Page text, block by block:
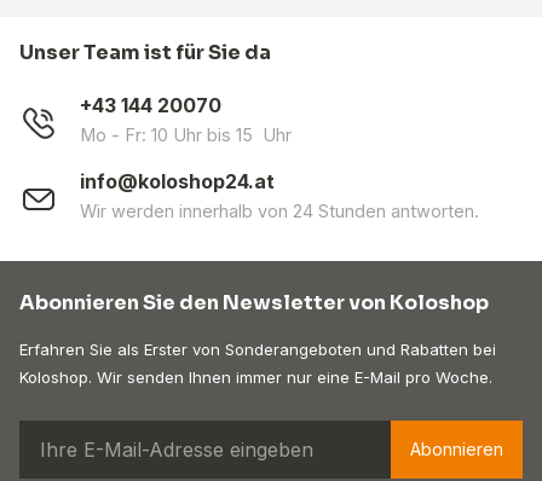
Unser Team ist für Sie da
+43 144 20070
Mo - Fr: 10 Uhr bis 15 Uhr
info@koloshop24.at
Wir werden innerhalb von 24 Stunden antworten.
Abonnieren Sie den Newsletter von Koloshop
Erfahren Sie als Erster von Sonderangeboten und Rabatten bei
Koloshop. Wir senden Ihnen immer nur eine E-Mail pro Woche.
Abonnieren